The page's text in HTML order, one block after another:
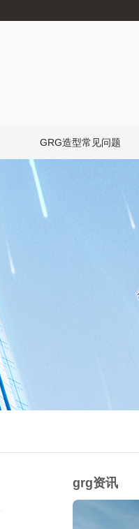
GRG造型常见问题
grg资讯